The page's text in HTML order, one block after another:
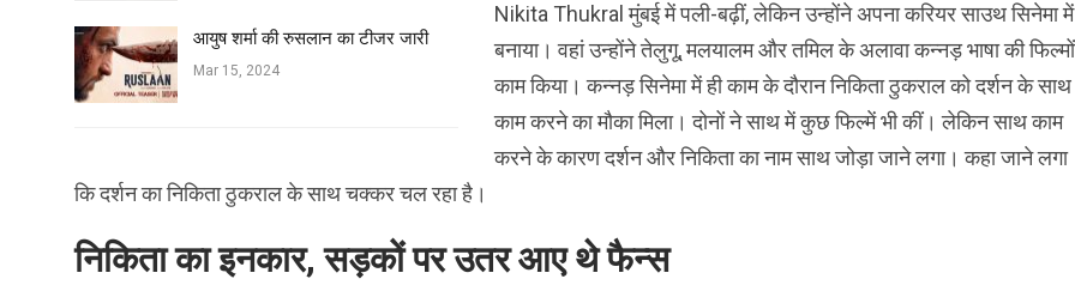
आयुष शर्मा की रुसलान का टीजर जारी
Mar 15, 2024
Nikita Thukral मुंबई में पली-बढ़ीं, लेकिन उन्होंने अपना करियर साउथ सिनेमा में
बनाया। वहां उन्होंने तेलुगू, मलयालम और तमिल के अलावा कन्नड़ भाषा की
काम किया। कन्नड़ सिनेमा में ही काम के दौरान निकिता ठुकराल को दर्शन के साथ
काम करने का मौका मिला। दोनों ने साथ में कुछ फिल्में भी कीं। लेकिन साथ काम
करने के कारण दर्शन और निकिता का नाम साथ जोड़ा जाने लगा। कहा जाने लगा
कि दर्शन का निकिता ठुकराल के साथ चक्कर चल रहा है।
निकिता का इनकार, सड़कों पर उतर आए थे फैन्स